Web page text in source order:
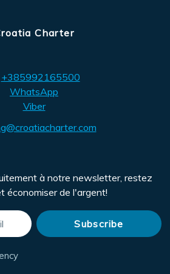
Charter
+385992165500
WhatsApp
Viber
à notre newsletter, restez
économiser de l'argent!